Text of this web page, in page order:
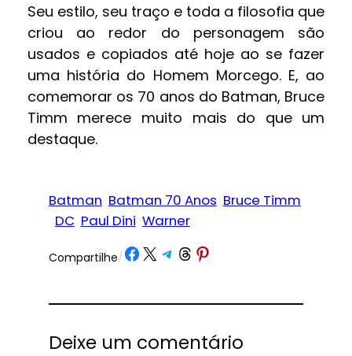
Seu estilo, seu traço e toda a filosofia que
criou ao redor do personagem são
usados e copiados até hoje ao se fazer
uma história do Homem Morcego. E, ao
comemorar os 70 anos do Batman, Bruce
Timm merece muito mais do que um
destaque.
Batman Batman 70 Anos Bruce Timm
DC Paul Dini Warner
Compartilhe/Share on Facebook
Share on X Share on Telegram
Share on Threads
Share on Pinterest
Deixe um comentário